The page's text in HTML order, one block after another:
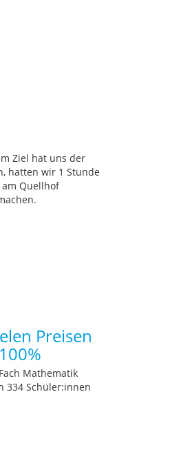
Ziel hat uns der
hatten wir 1 Stunde
Quellhof
Preisen
Mathematik
334 Schüler:innen